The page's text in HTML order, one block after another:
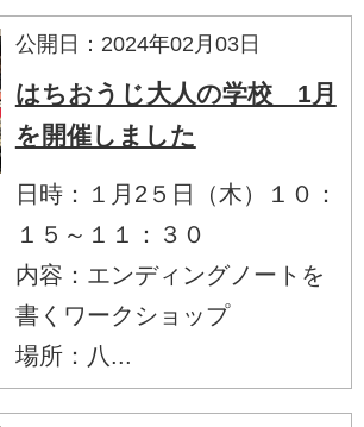
公開日：2024年02月03日
はちおうじ大人の学校 1月
を開催しました
日時：１月2５日（木）１０：
１５～１１：３０
内容：エンディングノートを
書くワークショップ
場所：八...